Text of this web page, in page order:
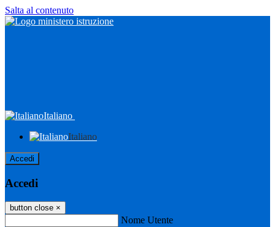
Salta al contenuto
Italiano
Italiano
Accedi
Accedi
button close ×
Nome Utente